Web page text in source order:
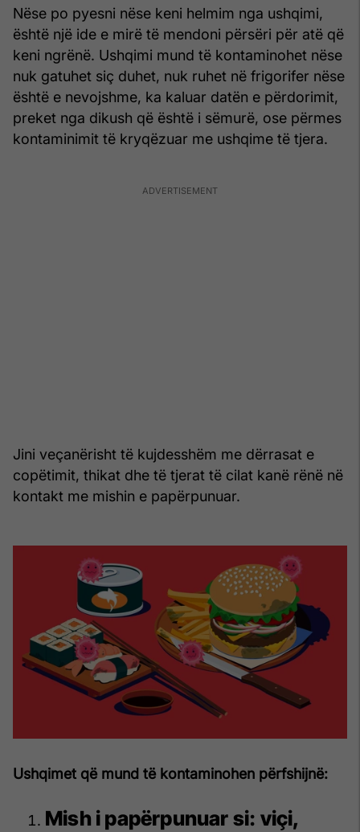
Nëse po pyesni nëse keni helmim nga ushqimi,
është një ide e mirë të mendoni përsëri për atë që
keni ngrënë. Ushqimi mund të kontaminohet nëse
nuk gatuhet siç duhet, nuk ruhet në frigorifer nëse
është e nevojshme, ka kaluar datën e përdorimit,
preket nga dikush që është i sëmurë, ose përmes
kontaminimit të kryqëzuar me ushqime të tjera.
Jini veçanërisht të kujdesshëm me dërrasat e
copëtimit, thikat dhe të tjerat të cilat kanë rënë në
kontakt me mishin e papërpunuar.
Ushqimet që mund të kontaminohen përfshijnë:
Mish i papërpunuar si: viçi,